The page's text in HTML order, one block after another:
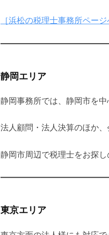
［浜松の税理士事務所ページ
静岡エリア
静岡事務所では、静岡市を
法人顧問・法人決算のほか
静岡市周辺で税理士をお探し
東京エリア